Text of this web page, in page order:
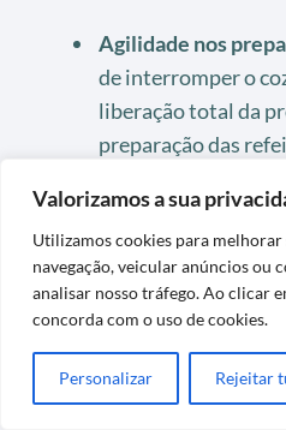
Valorizamos a sua
Utilizamos cookies para melhorar
navegação, veicular anúncios ou
analisar nosso tráfego. Ao clicar
concorda com o uso de cookies.
Personalizar Rejeitar
Agilidade nos
de interromper o
liberação total da
preparação das
de segurança
acidentes,
em qualquer
Conservação dos
ajuda a manter o